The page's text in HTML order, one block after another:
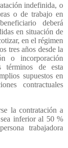
indefinida, o
o de trabajo en
deberá
en situación de
en el régimen
tres años desde la
o incorporación
términos de esta
supuestos en
contractuales
la contratación a
inferior al 50 %
trabajadora